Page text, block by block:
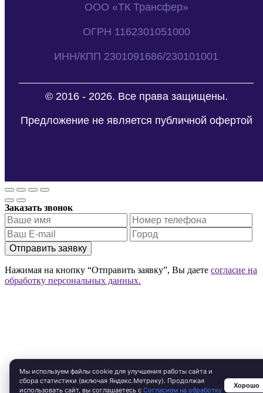
Мы используем файлы cookie для улучшения работы сайта и
сбора статистики (включая Яндекс.Метрику). Продолжая
использовать сайт, вы соглашаетесь с Согласием на обработку
Хорошо
ООО «ТК Трансфер»
ОГРН 1162301051000
ИНН/КПП 2301091686/230101001
© 2016 - 2026. Все права защищены.
Предложение не является публичной офертой
Заказать звонок
Отправить заявку
Нажимая на кнопку “Отправить заявку”, Вы даете согласие на
обработку персональных данных.